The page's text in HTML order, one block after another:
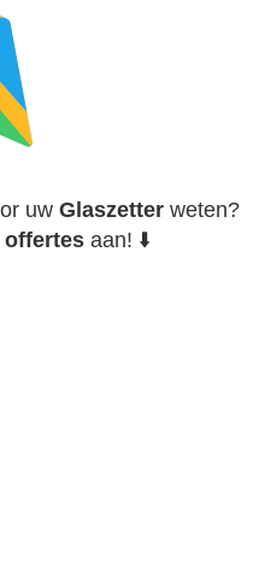
uw Glaszetter weten?
offertes aan! ⬇️